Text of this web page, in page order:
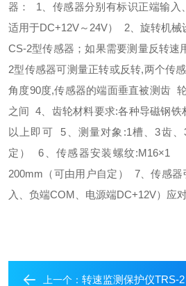
器：
1 、传感器分别有标识正端输入
适用于DC+12V～ 24V） 2、旋转机械
CS-2型传感器；如果需要测量反转速
2型传感器可测量正转或反转,两个传
角度90度,传感器的端面垂直被测齿
之间 4 、齿轮材料要求:各种导磁钢铁
以上即可
5 、测量对象 :1槽、3齿、
定）
6 、传感器安装螺纹:M16×1
200mm （可由用户自定） 7、传感器
入、负端COM 、电源端DC+12V）应
上一个： 转速监测保护仪TRS-2